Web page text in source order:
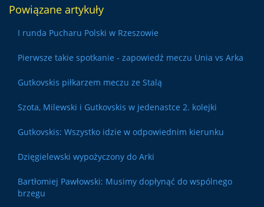
Powiązane artykuły
I runda Pucharu Polski w Rzeszowie
Pierwsze takie spotkanie - zapowiedź meczu Unia vs Arka
Gutkovskis piłkarzem meczu ze Stalą
Szota, Milewski i Gutkovskis w jedenastce 2. kolejki
Gutkovskis: Wszystko idzie w odpowiednim kierunku
Dzięgielewski wypożyczony do Arki
Bartłomiej Pawłowski: Musimy dopłynąć do wspólnego
brzegu